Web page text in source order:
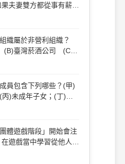
仿階段 (C)團體遊戲
夫妻雙方都從事有薪資
稱為什麼？ (A)新三
織屬於非營利組織？
(B)臺灣菸酒公司 (C)
華郵政公司
包含下列哪些？(甲)
)未成年子女；(丁)祖
(A)甲丁戊 (B)甲乙
遊戲階段」開始會注
遊戲當中學習從他人的
受到什麼觀念的影響？